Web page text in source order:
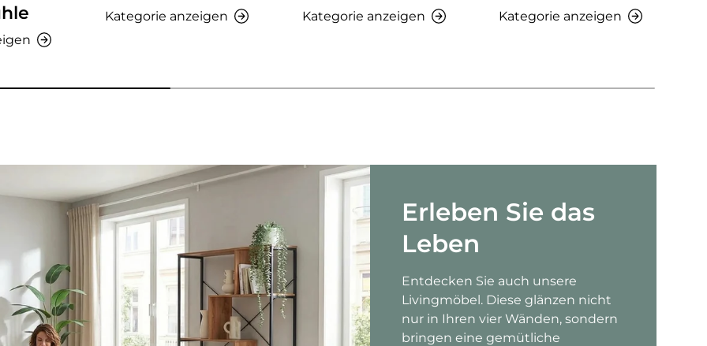
Kategorie anzeigen Kategorie anzeigen Kategorie anzeigen
- AMIO H - Büroschrank
Erleben Sie das
Leben
Entdecken Sie auch unsere
Livingmöbel. Diese glänzen nicht
nur in Ihren vier Wänden, sondern
bringen eine gemütliche